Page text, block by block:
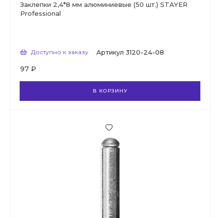
Заклепки 2,4*8 мм алюминиевые (50 шт.) STAYER
Professional
Доступно к заказу Артикул 3120-24-08
97 ₽
В КОРЗИНУ